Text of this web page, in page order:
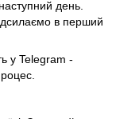
день.
в перший
у Telegram -